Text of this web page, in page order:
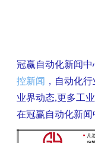
冠赢自动化新闻中
控新闻 ，自动化
业界动态,更多工
在冠赢自动化新闻